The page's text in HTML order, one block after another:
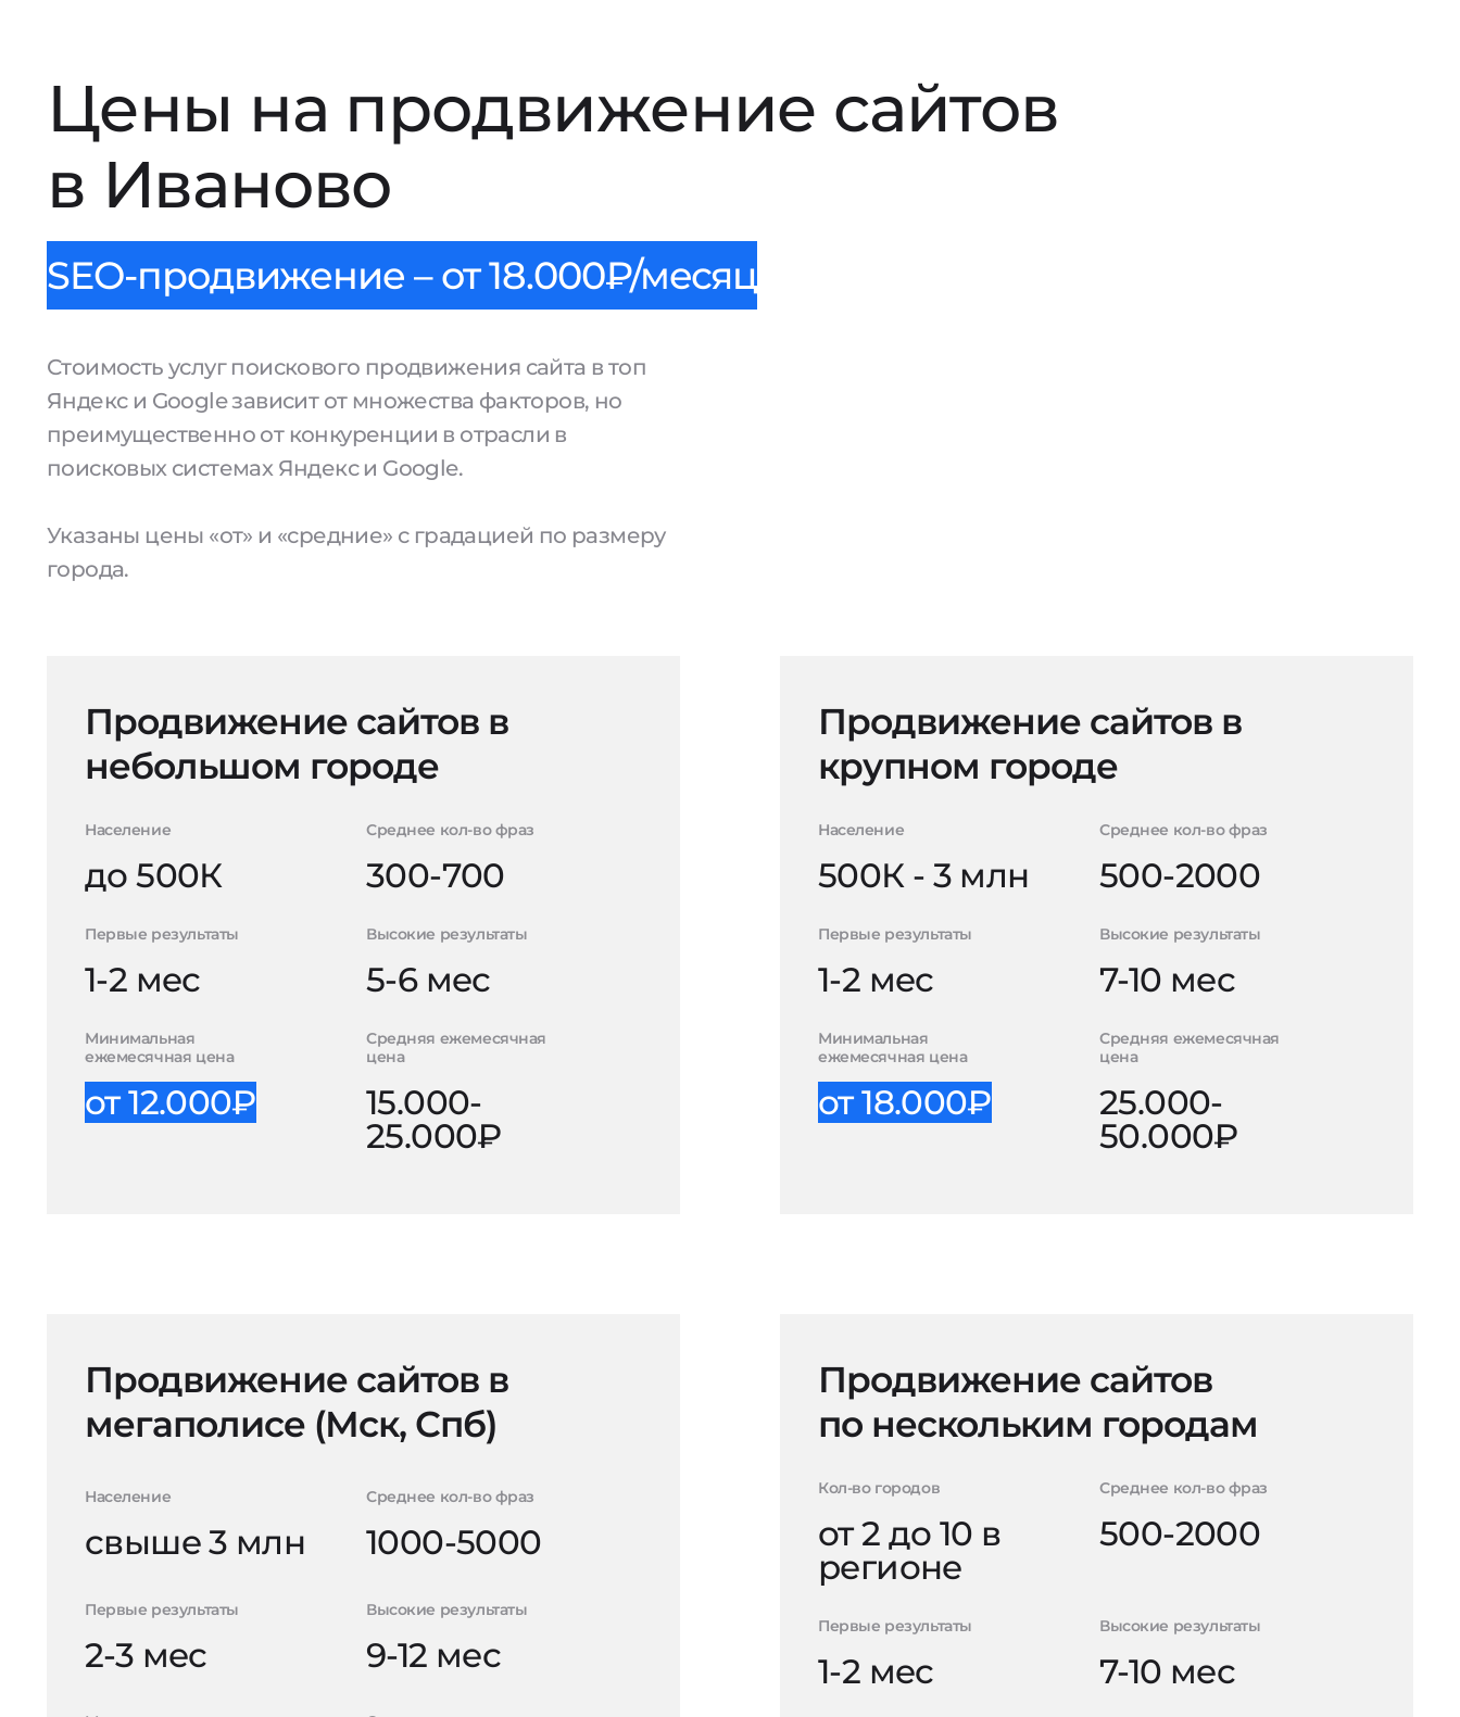
Цены на продвижение сайтов
в Иваново
SEO-продвижение – от 18.000₽/месяц
Стоимость услуг поискового продвижения сайта в топ
Яндекс и Google зависит от множества факторов, но
преимущественно от конкуренции в отрасли в
поисковых системах Яндекс и Google.
Указаны цены «от» и «средние» с градацией по размеру
города.
Продвижение сайтов в
небольшом городе
Население
до 500К
Среднее кол-во фраз
300-700
Первые результаты
1-2 мес
Высокие результаты
5-6 мес
Минимальная
ежемесячная цена
от 12.000₽
Средняя ежемесячная
цена
15.000-
25.000₽
Продвижение сайтов в
крупном городе
Население
500К - 3 млн
Среднее кол-во фраз
500-2000
Первые результаты
1-2 мес
Высокие результаты
7-10 мес
Минимальная
ежемесячная цена
от 18.000₽
Средняя ежемесячная
цена
25.000-
50.000₽
Продвижение сайтов в
мегаполисе (Мск, Спб)
Население
свыше 3 млн
Среднее кол-во фраз
1000-5000
Первые результаты
2-3 мес
Высокие результаты
9-12 мес
Продвижение сайтов
по нескольким городам
Кол-во городов
от 2 до 10 в
регионе
Среднее кол-во фраз
500-2000
Первые результаты
1-2 мес
Высокие результаты
7-10 мес